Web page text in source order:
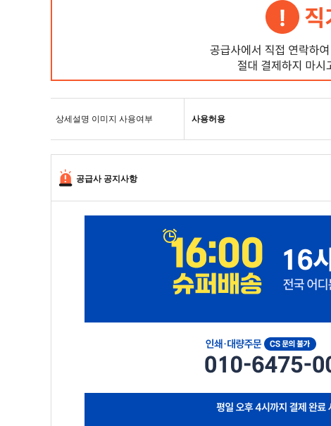
상세설명 이미지 사용여부 사용허용
공급사 공지사항